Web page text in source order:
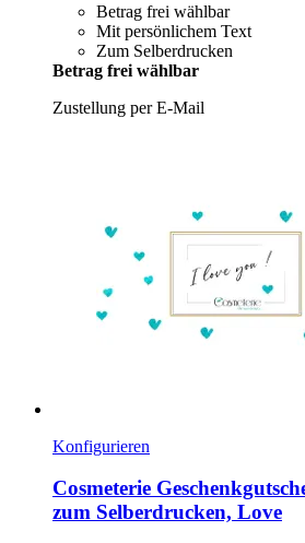
Betrag frei wählbar
Mit persönlichem Text
Zum Selberdrucken
Betrag frei wählbar
Zustellung per E-Mail
Konfigurieren
Cosmeterie
zum Selberdrucken, Love